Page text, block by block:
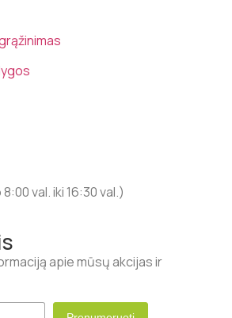
val. iki 16:30 val.)
apie mūsų akcijas ir